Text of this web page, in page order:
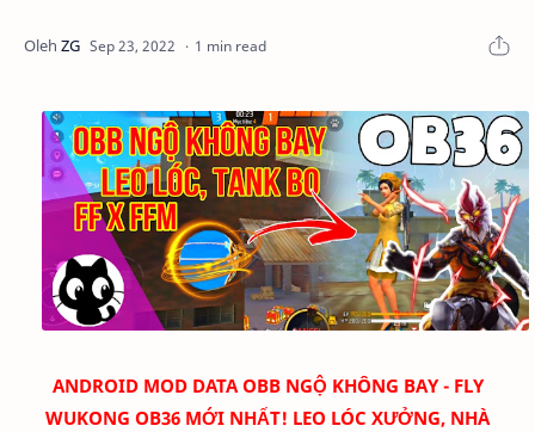
1 min read
ANDROID MOD DATAOBB NGỘ KHÔNG BAY - FLY
WUKONG OB36 MỚI NHẤT! LEO LÓC XƯỞNG, NHÀ